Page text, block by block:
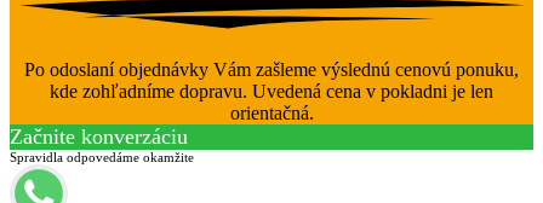
Po odoslaní objednávky Vám zašleme výslednú cenovú ponuku,
kde zohľadníme dopravu. Uvedená cena v pokladni je len
orientačná.
Začnite konverzáciu
Spravidla odpovedáme okamžite